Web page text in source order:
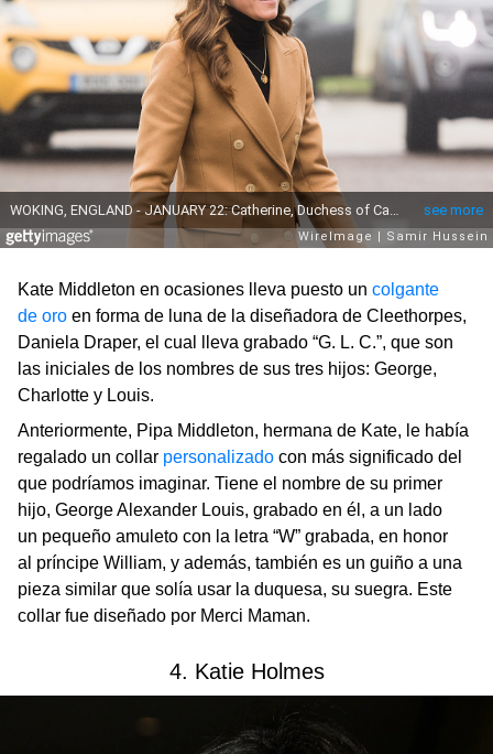
Kate Middleton en ocasiones lleva puesto un colgante
de oro en forma de luna de la diseñadora de Cleethorpes,
Daniela Draper, el cual lleva grabado “G. L. C.”, que son
las iniciales de los nombres de sus tres hijos: George,
Charlotte y Louis.
Anteriormente, Pipa Middleton, hermana de Kate, le había
regalado un collar personalizado con más significado del
que podríamos imaginar. Tiene el nombre de su primer
hijo, George Alexander Louis, grabado en él, a un lado
un pequeño amuleto con la letra “W” grabada, en honor
al príncipe William, y además, también es un guiño a una
pieza similar que solía usar la duquesa, su suegra. Este
collar fue diseñado por Merci Maman.
4. Katie Holmes